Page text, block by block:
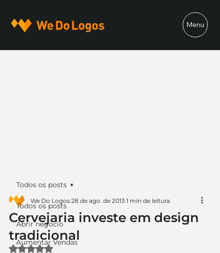
Menu
Todos os posts
Abrir negócio
Aumentar Vendas
Todos os posts
Cervejaria investe em design
tradicional
We Do Logos 28 de ago. de 2013 1 min de leitura
Avaliado com NaN de 5 estrelas.